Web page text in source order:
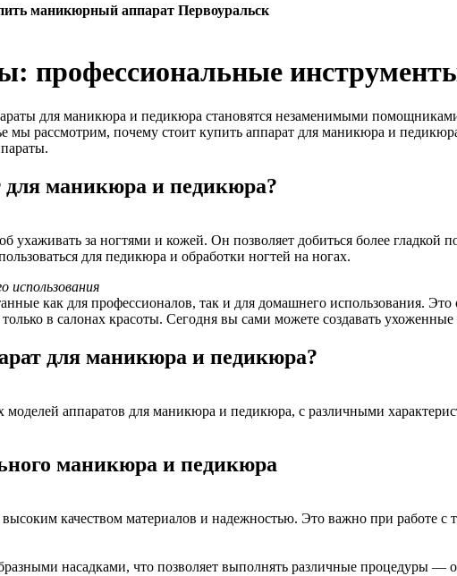
маникюрный аппарат Первоуральск
профессиональные
для маникюра и педикюра становятся незаменимыми
мы рассмотрим, почему стоит купить аппарат для маникюра и
для маникюра и педикюра?
за ногтями и кожей. Он позволяет добиться более гладкой
для педикюра и обработки ногтей на ногах.
использования
как для профессионалов, так и для домашнего использования.
в салонах красоты. Сегодня вы сами можете создавать
для маникюра и педикюра?
моделей аппаратов для маникюра и педикюра, с различными
маникюра и педикюра
качеством материалов и надежностью. Это важно при работе
насадками, что позволяет выполнять различные процедуры —